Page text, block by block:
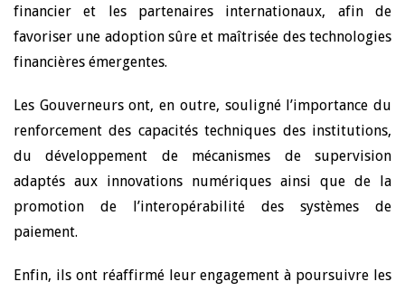
financier et les partenaires internationaux, afin de
favoriser une adoption sûre et maîtrisée des technologies
financières émergentes.
Les Gouverneurs ont, en outre, souligné l’importance du
renforcement des capacités techniques des institutions,
du développement de mécanismes de supervision
adaptés aux innovations numériques ainsi que de la
promotion de l’interopérabilité des systèmes de
paiement.
Enfin, ils ont réaffirmé leur engagement à poursuivre les